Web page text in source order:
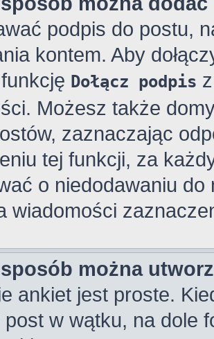
podpis do postu,
kontem. Aby
Dołącz podpis
Możesz także
zaznaczając
tej funkcji, za
o niedodawaniu
wiadomości
można
ankiet jest proste.
w wątku, na dole